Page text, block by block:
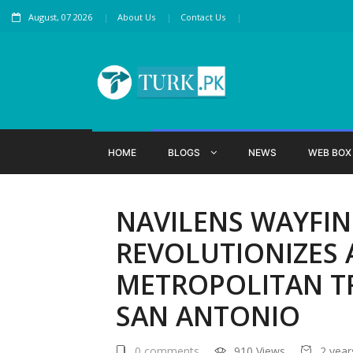
August, 07 2026 About Us Contact Us
HOME BLOGS NEWS WEB BOX
NAVILENS
REVOLUTIONIZES
METROPOLITAN
SAN ANTONIO